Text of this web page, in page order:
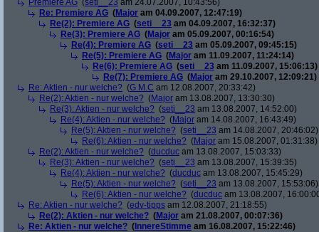
Premiere AG (seti__23 am 24.07.2007, 10:43:56)
Re: Premiere AG (Major am 04.09.2007, 12:47:19)
Re(2): Premiere AG (seti__23 am 04.09.2007, 16:32:37)
Re(3): Premiere AG (Major am 05.09.2007, 00:16:54)
Re(4): Premiere AG (seti__23 am 05.09.2007, 09:45:15)
Re(5): Premiere AG (Major am 11.09.2007, 11:24:14)
Re(6): Premiere AG (seti__23 am 11.09.2007, 15:06:13)
Re(7): Premiere AG (Major am 29.10.2007, 12:09:21)
Re: Aktien - nur welche? (G.M.C am 12.08.2007, 20:33:42)
Re(2): Aktien - nur welche? (Major am 13.08.2007, 13:30:30)
Re(3): Aktien - nur welche? (seti__23 am 13.08.2007, 14:52:00)
Re(4): Aktien - nur welche? (Major am 14.08.2007, 16:43:49)
Re(5): Aktien - nur welche? (seti__23 am 14.08.2007, 20:46:02)
Re(6): Aktien - nur welche? (Major am 15.08.2007, 01:31:38)
Re(2): Aktien - nur welche? (ducduc am 13.08.2007, 15:03:33)
Re(3): Aktien - nur welche? (seti__23 am 13.08.2007, 15:39:35)
Re(4): Aktien - nur welche? (ducduc am 13.08.2007, 15:45:29)
Re(5): Aktien - nur welche? (seti__23 am 13.08.2007, 15:53:06)
Re(6): Aktien - nur welche? (ducduc am 13.08.2007,
Re: Aktien - nur welche? (edv-tipps am 12.08.2007, 21:18:55)
Re(2): Aktien - nur welche? (Major am 21.08.2007, 00:07:36)
Re: Aktien - nur welche? ( InnereStimme am 16.08.2007, 15:22:46)